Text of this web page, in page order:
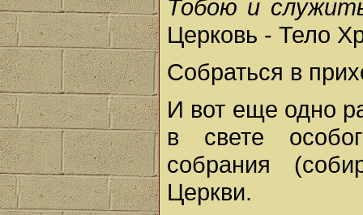
Тобою и
Церковь - Тело
Собраться в
И вот еще одно
в свете
собрания
Церкви.